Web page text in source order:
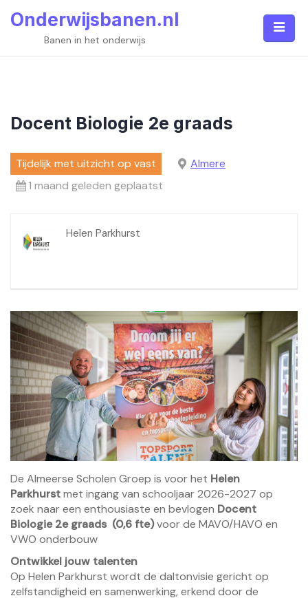
Onderwijsbanen.nl
Banen in het onderwijs
Docent Biologie 2e graads
Tijdelijk met uitzicht op vast
Almere
1 maand geleden geplaatst
Helen Parkhurst
De Almeerse Scholen Groep is voor het Helen
Parkhurstmet ingang van schooljaar 2026-2027 op
zoek naar een enthousiaste en bevlogen Docent
Biologie 2e graads (0,6 fte)voor de MAVO/HAVO en
VWO onderbouw
Ontwikkel jouw talenten
Op Helen Parkhurst wordt de daltonvisie gericht op
zelfstandigheid en samenwerking, erkend door de